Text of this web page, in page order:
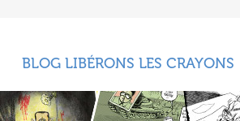
BLOG LIBÉRONS LES CRAYONS